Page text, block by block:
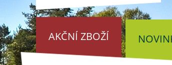
AKČNÍ ZBOŽÍ